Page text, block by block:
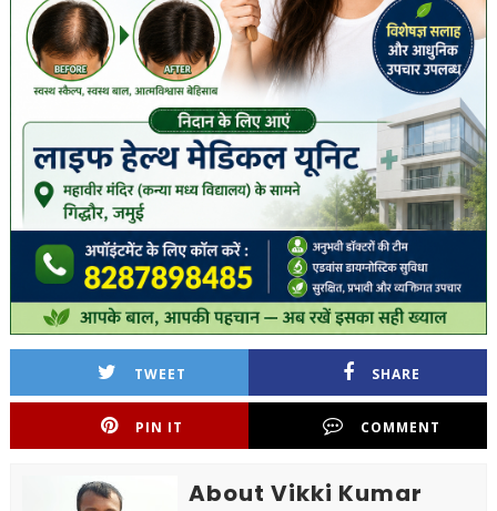
TWEET SHARE
PIN IT COMMENT
About Vikki Kumar